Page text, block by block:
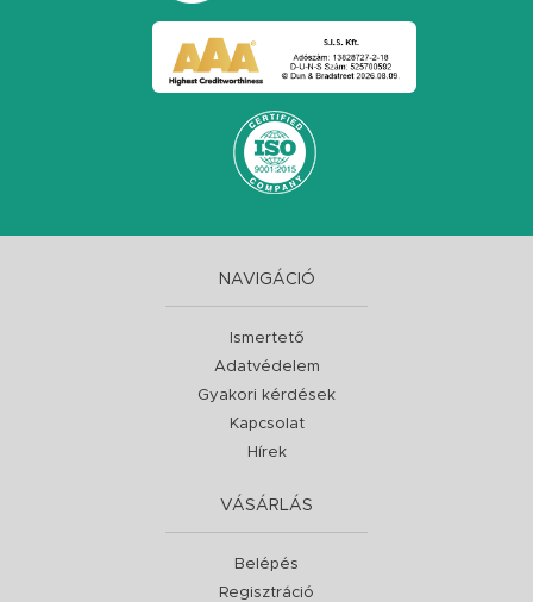
NAVIGÁCIÓ
Ismertető
Adatvédelem
Gyakori kérdések
Kapcsolat
Hírek
VÁSÁRLÁS
Belépés
Regisztráció